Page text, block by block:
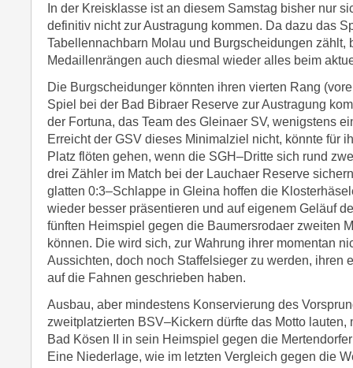
In der Kreisklasse ist an diesem Samstag bisher nur
definitiv nicht zur Austragung kommen. Da dazu das
Tabellennachbarn Molau und Burgscheidungen zählt,
Medaillenrängen auch diesmal wieder alles beim
Die Burgscheidunger könnten ihren vierten Rang
Spiel bei der Bad Bibraer Reserve zur Austragung
der Fortuna, das Team des Gleinaer SV, wenigstens
Erreicht der GSV dieses Minimalziel nicht, könnte für
Platz flöten gehen, wenn die SGH–Dritte sich rund
drei Zähler im Match bei der Lauchaer Reserve
glatten 0:3–Schlappe in Gleina hoffen die
wieder besser präsentieren und auf eigenem Geläuf
fünften Heimspiel gegen die Baumersrodaer zweiten
können. Die wird sich, zur Wahrung ihrer momentan
Aussichten, doch noch Staffelsieger zu werden, ihren
auf die Fahnen geschrieben haben.
Ausbau, aber mindestens Konservierung des
zweitplatzierten BSV–Kickern dürfte das Motto lauten,
Bad Kösen II in sein Heimspiel gegen die
Eine Niederlage, wie im letzten Vergleich gegen die